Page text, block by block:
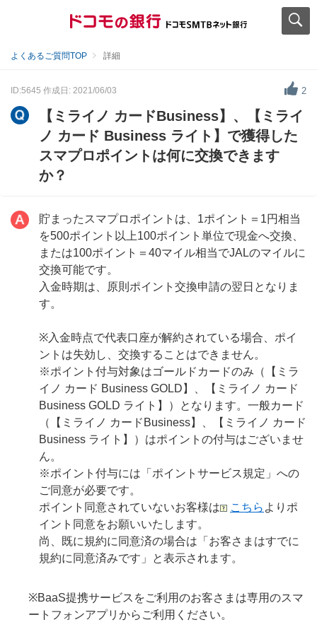
よくあるご質問TOP 詳細
ID:5645 作成日: 2021/06/03 2
【ミライノ カードBusiness】、【ミライ
ノ カード Business ライト】で獲得した
スマプロポイントは何に交換できます
か？
貯まったスマプロポイントは、1ポイント＝1円相当
を500ポイント以上100ポイント単位で現金へ交換、
または100ポイント＝40マイル相当でJALのマイルに
交換可能です。
入金時期は、原則ポイント交換申請の翌日となりま
す。
※入金時点で代表口座が解約されている場合、ポイ
ントは失効し、交換することはできません。
※ポイント付与対象はゴールドカードのみ（【ミラ
イノ カード Business GOLD】、【ミライノ カード
Business GOLD ライト】）となります。一般カード
（【ミライノ カードBusiness】、【ミライノ カード
Business ライト】）はポイントの付与はございませ
ん。
※ポイント付与には「ポイントサービス規定」への
ご同意が必要です。
ポイント同意されていないお客様は
こちら よりポ
イント同意をお願いいたします。
尚、既に規約に同意済の場合は「お客さまはすでに
規約に同意済みです」と表示されます。
※BaaS提携サービスをご利用のお客さまは専用のスマ
ートフォンアプリからご利用ください。